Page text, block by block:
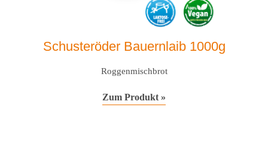
Schusteröder Bauernlaib 1000g
Roggenmischbrot
Zum Produkt »